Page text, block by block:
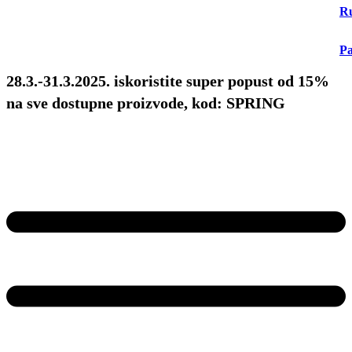
28.3.-31.3.2025. iskoristite super popust od 15%
na sve dostupne proizvode, kod: SPRING